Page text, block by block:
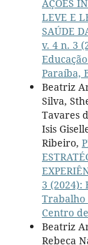
AÇÕES
LEVE E
SAÚDE
v. 4 n. 3
Paraíba,
Beatriz
Silva,
Tavares
Isis
Ribeiro,
3 (2024):
Trabalho
Centro
Beatriz
Rebeca